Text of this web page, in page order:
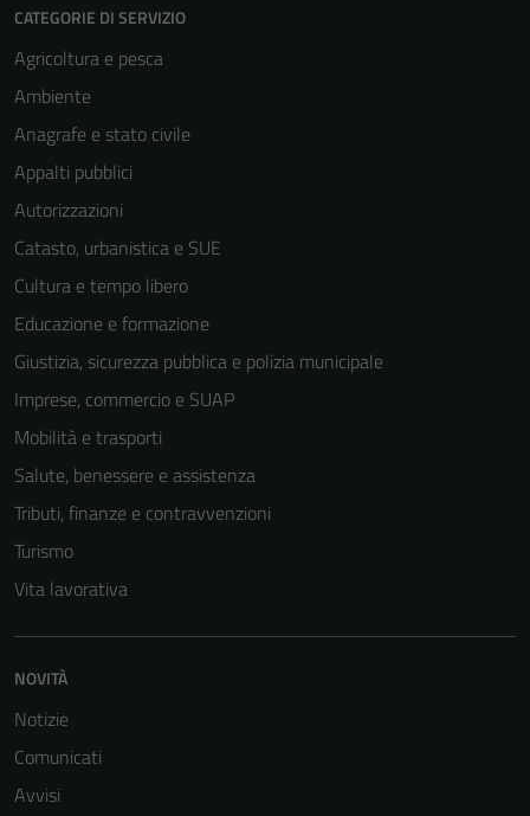
CATEGORIE DI SERVIZIO
Agricoltura e pesca
Ambiente
Anagrafe e stato civile
Appalti pubblici
Autorizzazioni
Catasto, urbanistica e SUE
Cultura e tempo libero
Educazione e formazione
Giustizia, sicurezza pubblica e polizia municipale
Imprese, commercio e SUAP
Mobilità e trasporti
Salute, benessere e assistenza
Tributi, finanze e contravvenzioni
Turismo
Vita lavorativa
NOVITÀ
Notizie
Comunicati
Avvisi